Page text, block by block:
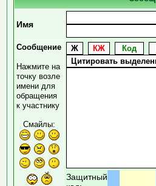
Имя
Сообщение
Нажмите на
точку возле
имени для
обращения
к участнику
Смайлы:
Защитный